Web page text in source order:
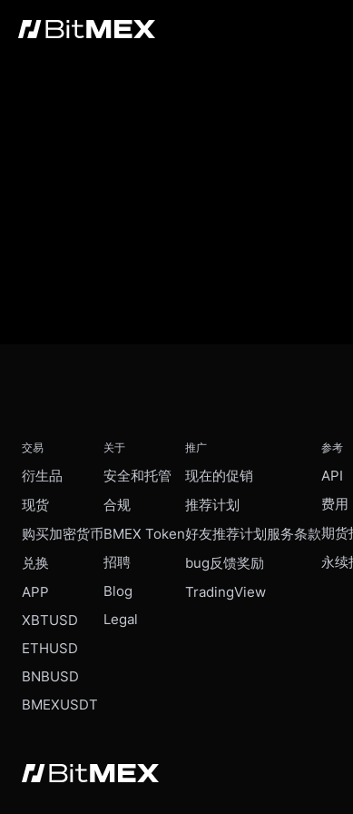
交易
衍生品
现货
购买加密货币
兑换
APP
XBTUSD
ETHUSD
BNBUSD
BMEXUSDT
关于
安全和托管
合规
BMEX Token
招聘
Blog
Legal
推广
现在的促销
推荐计划
好友推荐计划服务条款
bug反馈奖励
TradingView
参考
API
费用
期货
永续